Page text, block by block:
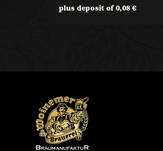
plus deposit of0,08€